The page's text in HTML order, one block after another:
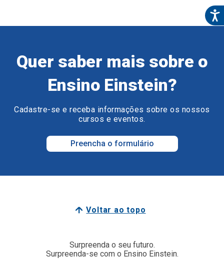
Quer saber mais sobre o
Ensino Einstein?
Cadastre-se e receba informações sobre os nossos
cursos e eventos.
Preencha o formulário
Voltar ao topo
Surpreenda o seu futuro.
Surpreenda-se com o Ensino Einstein.